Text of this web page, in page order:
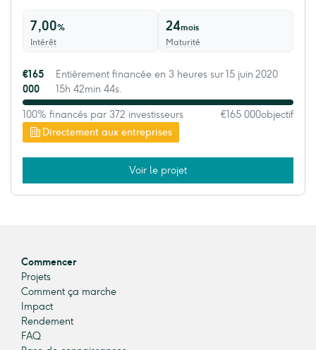
7,00%
Intérêt
24mois
Maturité
Directement aux entreprises
€165
000
Entièrement financée en 3 heures sur 15 juin 2020
15h 42min 44s.
100% financés par 372 investisseurs €165 000objectif
Voir le projet
Commencer
Projets
Comment ça marche
Impact
Rendement
FAQ